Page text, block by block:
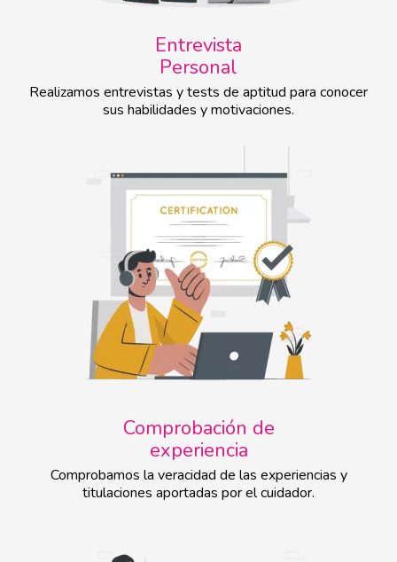
Entrevista
Personal
Realizamos entrevistas y tests de aptitud para conocer
sus habilidades y motivaciones.
Comprobación de
experiencia
Comprobamos la veracidad de las experiencias y
titulaciones aportadas por el cuidador.